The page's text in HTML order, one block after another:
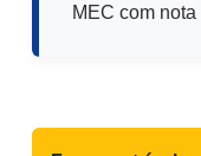
MEC com